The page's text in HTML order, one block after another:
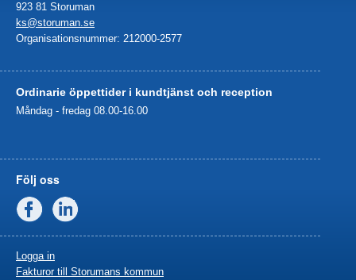
923 81 Storuman
ks@storuman.se
Organisationsnummer: 212000-2577
Ordinarie öppettider i kundtjänst och reception
Måndag - fredag 08.00-16.00
Följ oss
Facebook
Logga in
Fakturor till Storumans kommun